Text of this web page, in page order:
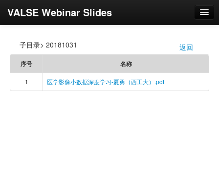
VALSE Webinar Slides
/
子目录> 20181031 返回
序号 名称
1 医学影像小数据深度学习-夏勇（西工大）.pdf